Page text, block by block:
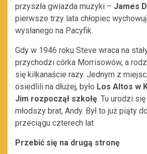
przyszła gwiazda muzyki – James
pierwsze trzy lata chłopiec
wysłanego na Pacyfik.
Gdy w 1946 roku Steve wraca na
przychodzi córka Morrisowów, a
się kilkanaście razy. Jednym z
osiedlili na dłużej, było Los Altos w
Jim rozpoczął szkołę. Tu urodzi
młodszy brat, Andy. Był to już piąty
przeciągu czterech lat.
Przebić się na drugą stronę